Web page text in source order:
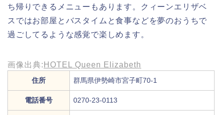
ち帰りできるメニューもあります。クィーンエリザベ
スではお部屋とバスタイムと食事などを夢のおうちで
過ごしてるような感覚で楽しめます。
画像出典: HOTEL Queen Elizabeth
住所 群馬県伊勢崎市宮子町70-1
電話番号 0270-23-0113